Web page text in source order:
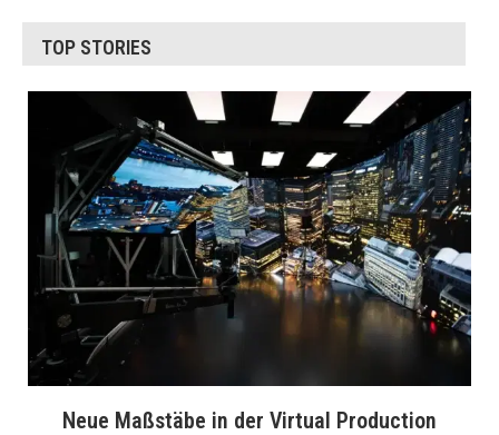
TOP STORIES
Neue Maßstäbe in der Virtual Production